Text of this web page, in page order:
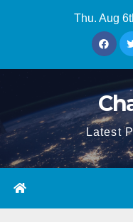
Thu. Aug
Latest